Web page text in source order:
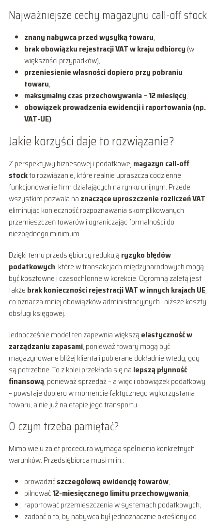
Najważniejsze cechy magazynu call-off stock
znany nabywca przed wysyłką towaru,
brak obowiązku rejestracji VAT w kraju odbiorcy (w
większości przypadków),
przeniesienie własności dopiero przy pobraniu
towaru,
maksymalny czas przechowywania – 12 miesięcy,
obowiązek prowadzenia ewidencji i raportowania (np.
VAT-UE).
Jakie korzyści daje to rozwiązanie?
Z perspektywy biznesowej i podatkowej magazyn call-off
stockto rozwiązanie, które realnie upraszcza codzienne
funkcjonowanie firm działających na rynku unijnym. Przede
wszystkim pozwala na znaczące uproszczenie rozliczeń VAT,
eliminując konieczność rozpoznawania skomplikowanych
przemieszczeń towarów i ograniczając formalności do
niezbędnego minimum.
Dzięki temu przedsiębiorcy redukują ryzyko błędów
podatkowych, które w transakcjach międzynarodowych mogą
być kosztowne i czasochłonne w korekcie. Ogromną zaletą jest
także brak konieczności rejestracji VAT w innych krajach UE,
co oznacza mniej obowiązków administracyjnych i niższe koszty
obsługi księgowej.
Jednocześnie model ten zapewnia większą elastyczność w
zarządzaniu zapasami, ponieważ towary mogą być
magazynowane bliżej klienta i pobierane dokładnie wtedy, gdy
są potrzebne. To z kolei przekłada się na lepszą płynność
finansową, ponieważ sprzedaż – a więc i obowiązek podatkowy
– powstaje dopiero w momencie faktycznego wykorzystania
towaru, a nie już na etapie jego transportu.
O czym trzeba pamiętać?
Mimo wielu zalet procedura wymaga spełnienia konkretnych
warunków. Przedsiębiorca musi m.in.:
prowadzićszczegółową ewidencję towarów,
pilnować12-miesięcznego limitu przechowywania,
raportować przemieszczenia w systemach podatkowych,
zadbać o to, by nabywca był jednoznacznie określony od